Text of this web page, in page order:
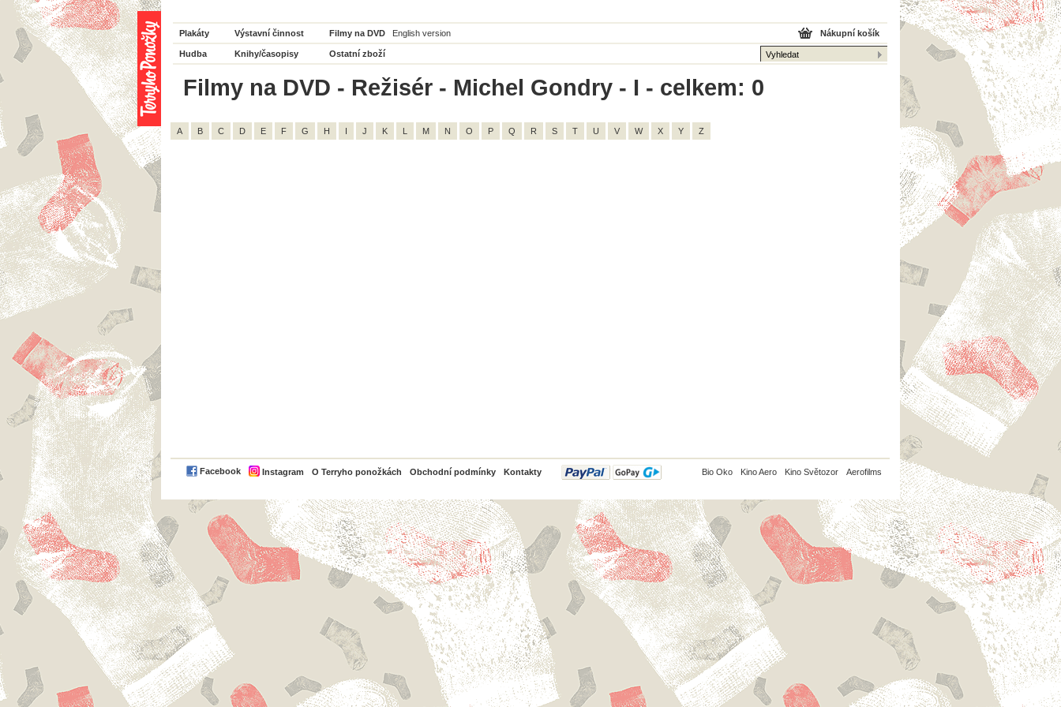
Plakáty Výstavní činnost Filmy na DVD English version
Hudba Knihy/časopisy Ostatní zboží
Nákupní košík
Filmy na DVD - Režisér - Michel Gondry - I - celkem: 0
A B C D E F G H I J K L M N O P Q R S T U V W X Y Z
Facebook Instagram O Terryho ponožkách Obchodní podmínky Kontakty
PayPal Bio Oko Kino Aero Kino Světozor Aerofilms